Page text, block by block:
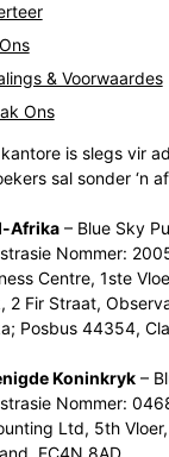
& Voorwaardes
Ons
is slegs vir
sal sonder ‘n
Afrika– Blue Sky
Nommer:
Centre, 1ste
2 Fir Straat,
Posbus 44354,
Koninkryk–
Nommer:
Ltd, 5th